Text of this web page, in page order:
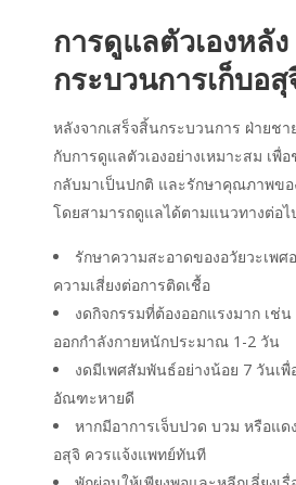
การดูแลตัวเองหลัง
กระบวนการเก็บอสุ
หลังจากเสร็จสิ้นกระบวนการ ฝ่ายช
กับการดูแลตัวเองอย่างเหมาะสม เพื่
กลับมาเป็นปกติ และรักษาคุณภาพขอ
โดยสามารถดูแลได้ตามแนวทางต่อไ
รักษาความสะอาดของอวัยวะเพศ
ความเสี่ยงต่อการติดเชื้อ
งดกิจกรรมที่ต้องออกแรงมาก เช่
ออกกำลังกายหนักประมาณ 1-2 วัน
งดมีเพศสัมพันธ์อย่างน้อย 7 วันเ
อัณฑะหายดี
หากมีอาการเจ็บปวด บวม หรือแด
อสุจิ ควรแจ้งแพทย์ทันที